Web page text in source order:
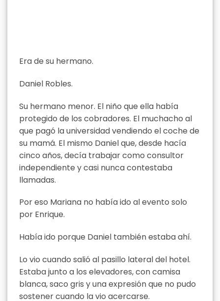
Era de su hermano.
Daniel Robles.
Su hermano menor. El niño que ella había
protegido de los cobradores. El muchacho al
que pagó la universidad vendiendo el coche de
su mamá. El mismo Daniel que, desde hacía
cinco años, decía trabajar como consultor
independiente y casi nunca contestaba
llamadas.
Por eso Mariana no había ido al evento solo
por Enrique.
Había ido porque Daniel también estaba ahí.
Lo vio cuando salió al pasillo lateral del hotel.
Estaba junto a los elevadores, con camisa
blanca, saco gris y una expresión que no pudo
sostener cuando la vio acercarse.